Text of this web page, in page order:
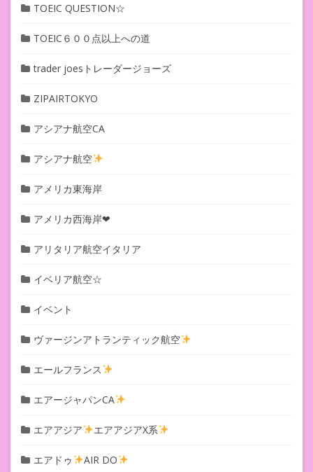
TOEIC QUESTION☆
TOEIC６００点以上への道
trader joesトレーダージョーズ
ZIPAIRTOKYO
アシアナ航空CA
アシアナ航空
アメリカ東海岸
アメリカ西海岸❤︎
アリタリア航空イタリア
イベリア航空☆
イベント
ヴァージンアトランティック航空
エールフランス
エアージャパンCA
エアアジア エアアジアX系
エアドゥ AIR DO